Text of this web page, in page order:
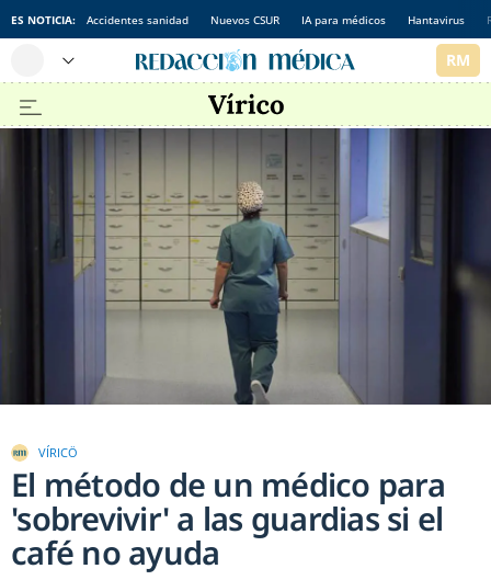
ES NOTICIA: Accidentes sanidad Nuevos CSUR IA para médicos Hantavirus
VÍRICÖ
El método de un médico para
'sobrevivir' a las guardias si el
café no ayuda